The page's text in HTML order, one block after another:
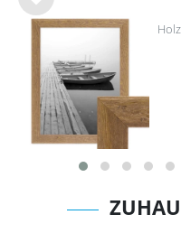
Wu
nsc